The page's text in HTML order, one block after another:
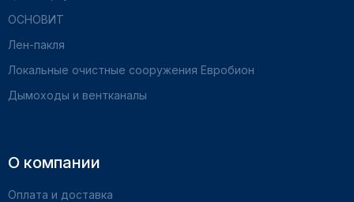
ОСНОВИТ
Лен-пакля
Локальные очистные сооружения Евробион
Дымоходы и вентканалы
О компании
Оплата и доставка